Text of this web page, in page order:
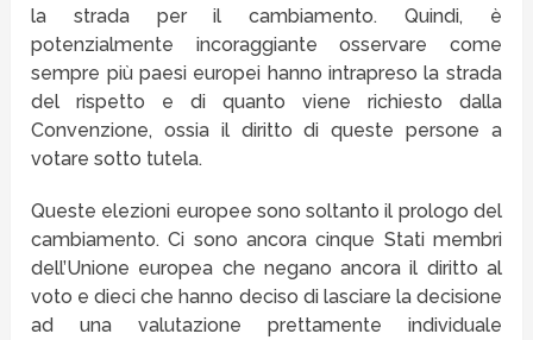
la strada per il cambiamento. Quindi, è
potenzialmente incoraggiante osservare come
sempre più paesi europei hanno intrapreso la strada
del rispetto e di quanto viene richiesto dalla
Convenzione, ossia il diritto di queste persone a
votare sotto tutela.
Queste elezioni europee sono soltanto il prologo del
cambiamento. Ci sono ancora cinque Stati membri
dell’Unione europea che negano ancora il diritto al
voto e dieci che hanno deciso di lasciare la decisione
ad una valutazione prettamente individuale